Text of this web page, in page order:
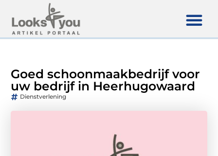
Goed schoonmaakbedrijf voor
uw bedrijf in Heerhugowaard
Dienstverlening